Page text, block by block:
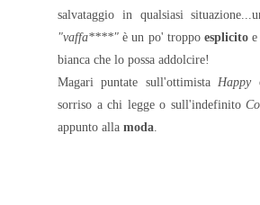
salvataggio in qualsiasi
"vaffa****" è un po' troppo esplicitoe
bianca che lo possa addolcire!
Magari puntate sull'ottimista Happy
sorriso a chi legge o sull'indefinito
appunto alla moda